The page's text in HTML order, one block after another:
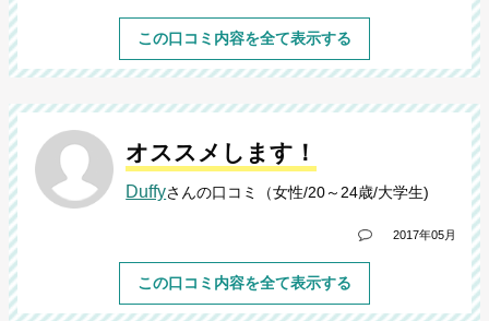
この口コミ内容を全て表示する
オススメします！
Duffyさんの口コミ（女性/20～24歳/大学生)
2017年05月
この口コミ内容を全て表示する